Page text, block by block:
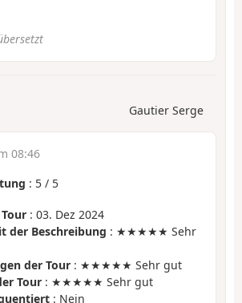
Gautier Serge
08:46
: 5 / 5
: 03. Dez 2024
der Beschreibung : ★★★★★ Sehr
der Tour : ★★★★★ Sehr gut
Tour : ★★★★★ Sehr gut
: Nein